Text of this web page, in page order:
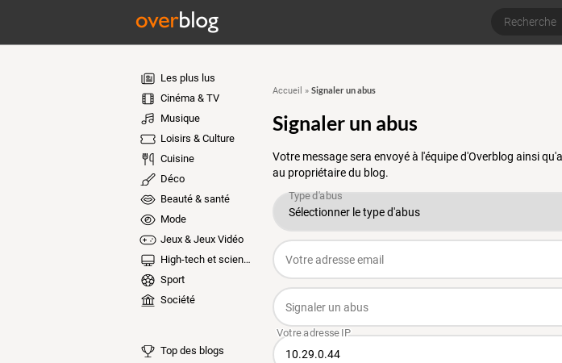
Les plus lus
Cinéma & TV
Musique
Loisirs & Culture
Cuisine
Déco
Beauté & santé
Mode
Jeux & Jeux Vidéo
High-tech et sciences
Sport
Société
Top des blogs
Accueil » Signaler un abus
Signaler un abus
Votre message sera envoyé à l'équipe d'Overblog ainsi
au propriétaire du blog.